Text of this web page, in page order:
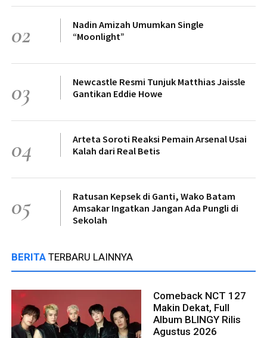
02
Nadin Amizah Umumkan Single
“Moonlight”
03
Newcastle Resmi Tunjuk Matthias Jaissle
Gantikan Eddie Howe
04
Arteta Soroti Reaksi Pemain Arsenal Usai
Kalah dari Real Betis
05
Ratusan Kepsek di Ganti, Wako Batam
Amsakar Ingatkan Jangan Ada Pungli di
Sekolah
BERITA TERBARU LAINNYA
Comeback NCT 127
Makin Dekat, Full
Album BLINGY Rilis
Agustus 2026